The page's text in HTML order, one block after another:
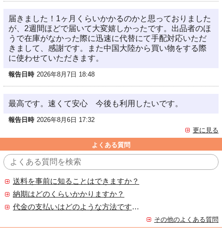
届きました！1ヶ月くらいかかるのかと思っておりました
が、2週間ほどで届いて大変嬉しかったです。出品者のほ
うで在庫がなかった際に迅速に代替にて手配対応いただ
きまして、感謝です。また中国大陸から買い物をする際
に使わせていただきます。
報告日時 2026年8月7日 18:48
最高です。速くて安心 今後も利用したいです。
報告日時 2026年8月6日 17:32
更に見る
よくある質問
送料を事前に知ることはできますか？
納期はどのくらいかかりますか？
代金の支払いはどのような方法ですか？
その他のよくある質問